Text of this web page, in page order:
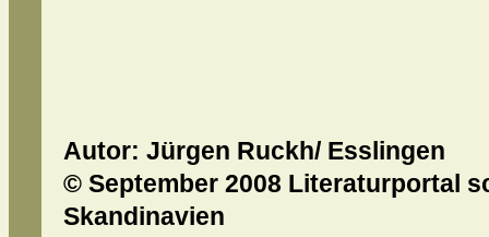
Autor: Jürgen Ruckh/ Esslingen
© September 2008 Literaturportal
Skandinavien